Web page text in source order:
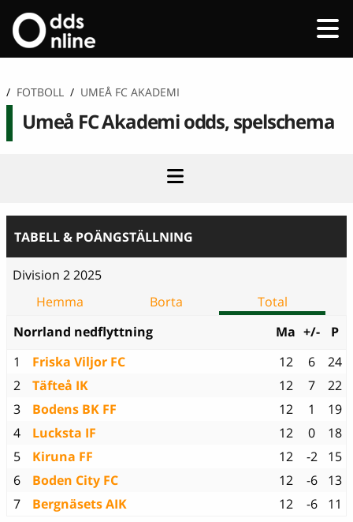
/ FOTBOLL / UMEÅ FC AKADEMI
Umeå FC Akademi odds, spelschema
TABELL & POÄNGSTÄLLNING
Division 2 2025
Hemma
Borta
Total
Norrland nedflyttning
Ma +/-
P
1
Friska Viljor FC 12 6
24
2
Täfteå IK 12 7
22
3
Bodens BK FF 12 1
19
4
Lucksta IF 12 0
18
5
Kiruna FF 12 -2
15
6
Boden City FC 12 -6
13
7
Bergnäsets AIK 12 -6 11